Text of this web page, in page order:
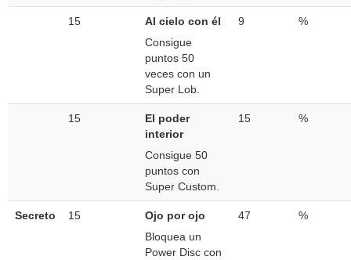
15
Al cielo con él
Consigue
puntos 50
veces con un
Super Lob.
9 %
15
El poder
interior
Consigue 50
puntos con
Super Custom.
15 %
Secreto 15
Ojo por ojo
Bloquea un
Power Disc con
47 %